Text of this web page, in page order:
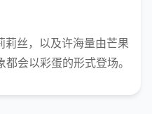
丝，以及许海量由芒果
会以彩蛋的形式登场。